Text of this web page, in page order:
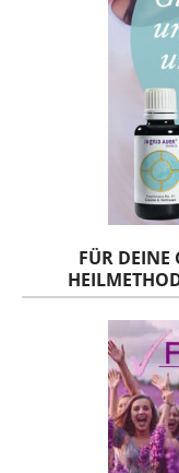
FÜR DEINE